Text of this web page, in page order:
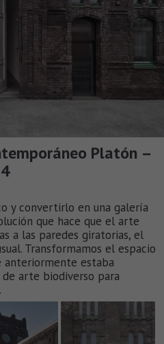
Platón –
y convertirlo en una galería
que hace que el arte
a las paredes giratorias, el
Transformamos el espacio
anteriormente estaba
arte biodiverso para